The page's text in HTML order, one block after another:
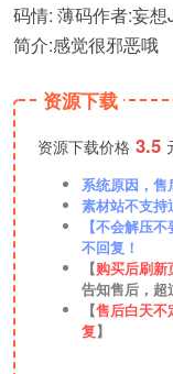
码情: 薄码作者:妄想
简介:感觉很邪恶哦
资源下载
资源下载价格 3.5
系统原因，售
素材站不支持
【不会解压
不回复！
【购买后刷
告知售后，超
【售后白天不
复】